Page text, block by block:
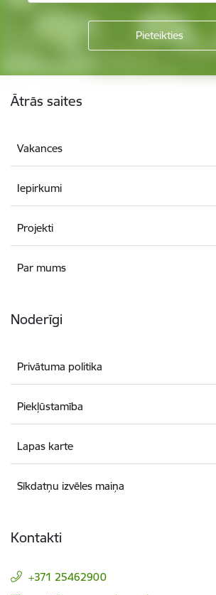
Ātrās saites
Vakances
Iepirkumi
Projekti
Par mums
Noderīgi
Privātuma politika
Piekļūstamība
Lapas karte
Sīkdatņu izvēles maiņa
Kontakti
+371 25462900